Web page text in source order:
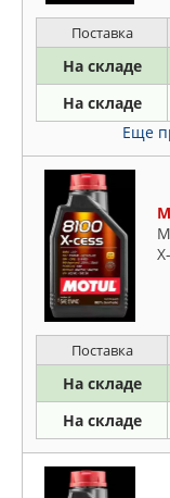
Поставка
На складе
На складе
Еще
Поставка
На складе
На складе